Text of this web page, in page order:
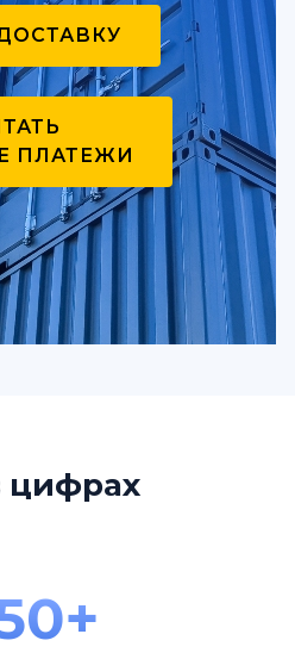
ПЛАТЕЖИ